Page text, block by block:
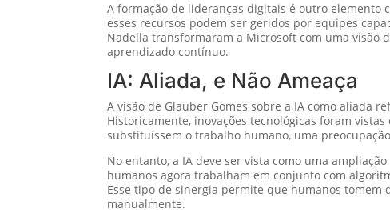
A formação de lideranças digitais é outro elemento
esses recursos podem ser geridos por equipes
Nadella transformaram a Microsoft com uma visão
aprendizado contínuo.
IA: Aliada, e Não Ameaça
A visão de Glauber Gomes sobre a IA como aliada
Historicamente, inovações tecnológicas foram
substituíssem o trabalho humano, uma
No entanto, a IA deve ser vista como uma
humanos agora trabalham em conjunto com
Esse tipo de sinergia permite que humanos
manualmente.